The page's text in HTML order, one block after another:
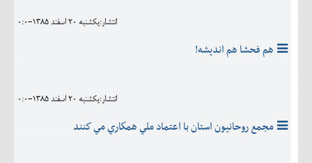
انتشار:يکشنبه 20 اسفند 1385-0:0
هم فحشا هم انديشه!
انتشار:يکشنبه 20 اسفند 1385-0:0
مجمع روحانيون استان با اعتماد ملي همكاري مي كنند